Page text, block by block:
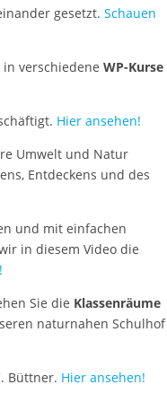
gesetzt.Schauen
in verschiedeneWP-Kurse
Hier ansehen!
Umwelt und Natur
Entdeckens und des
und mit einfachen
in diesem Video die
Sie die Klassenräume
naturnahen Schulhof
Büttner. Hier ansehen!